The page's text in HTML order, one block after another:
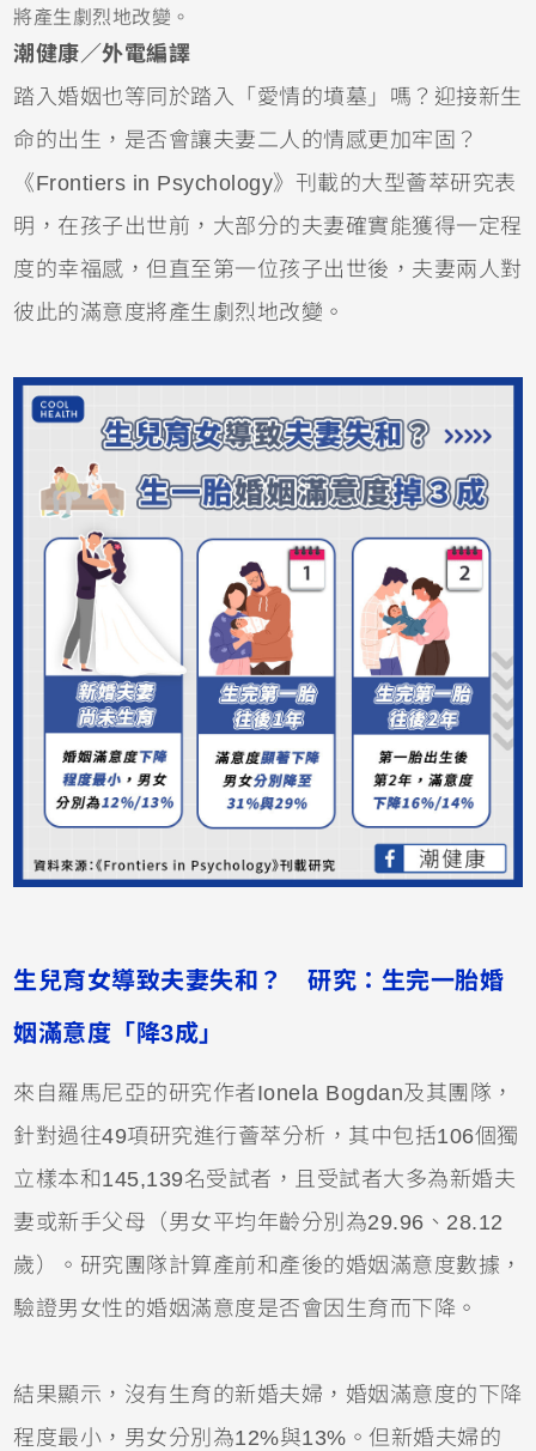
將產生劇烈地改變。
潮健康／外電編譯
踏入婚姻也等同於踏入「愛情的墳墓」嗎？迎接新生
命的出生，是否會讓夫妻二人的情感更加牢固？
《Frontiers in Psychology》刊載的大型薈萃研究表
明，在孩子出世前，大部分的夫妻確實能獲得一定程
度的幸福感，但直至第一位孩子出世後，夫妻兩人對
彼此的滿意度將產生劇烈地改變。
生兒育女導致夫妻失和？ 研究：生完一胎婚
姻滿意度「降3成」
來自羅馬尼亞的研究作者Ionela Bogdan及其團隊，
針對過往49項研究進行薈萃分析，其中包括106個獨
立樣本和145,139名受試者，且受試者大多為新婚夫
妻或新手父母（男女平均年齡分別為29.96、28.12
歲）。研究團隊計算產前和產後的婚姻滿意度數據，
驗證男女性的婚姻滿意度是否會因生育而下降。
結果顯示，沒有生育的新婚夫婦，婚姻滿意度的下降
程度最小，男女分別為12%與13%。但新婚夫婦的